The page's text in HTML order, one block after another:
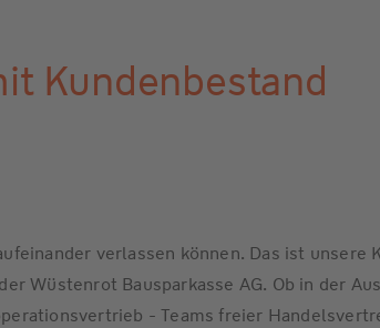
Kundenbestand
verlassen können. Das ist unsere
Wüstenrot Bausparkasse AG. Ob in der
- Teams freier